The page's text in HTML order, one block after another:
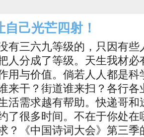
自己光芒四射！
有三六九等级的，只因有
人分成了等级。天生我材
用与价值。倘若人人都是
来干？街道谁来扫？各行
活需求越有帮助。快递哥
了很多时间。不在于你处
？《中国诗词大会》第三